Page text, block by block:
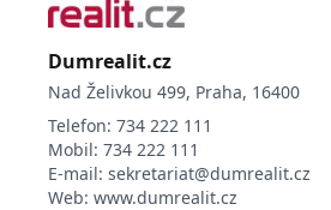
odpočinek i volnočasové
pergoly s grilem, posezení,
zeleně i velký bazén se
Bublava a celé Krušné hory
vyhledávané lokality pro
zimní sporty. Ev. číslo: 656347.
Dumrealit.cz
Nad Želivkou 499, Praha, 16400
Telefon: 734 222 111
Mobil: 734 222 111
E-mail: sekretariat@dumrealit.cz
Web: www.dumrealit.cz